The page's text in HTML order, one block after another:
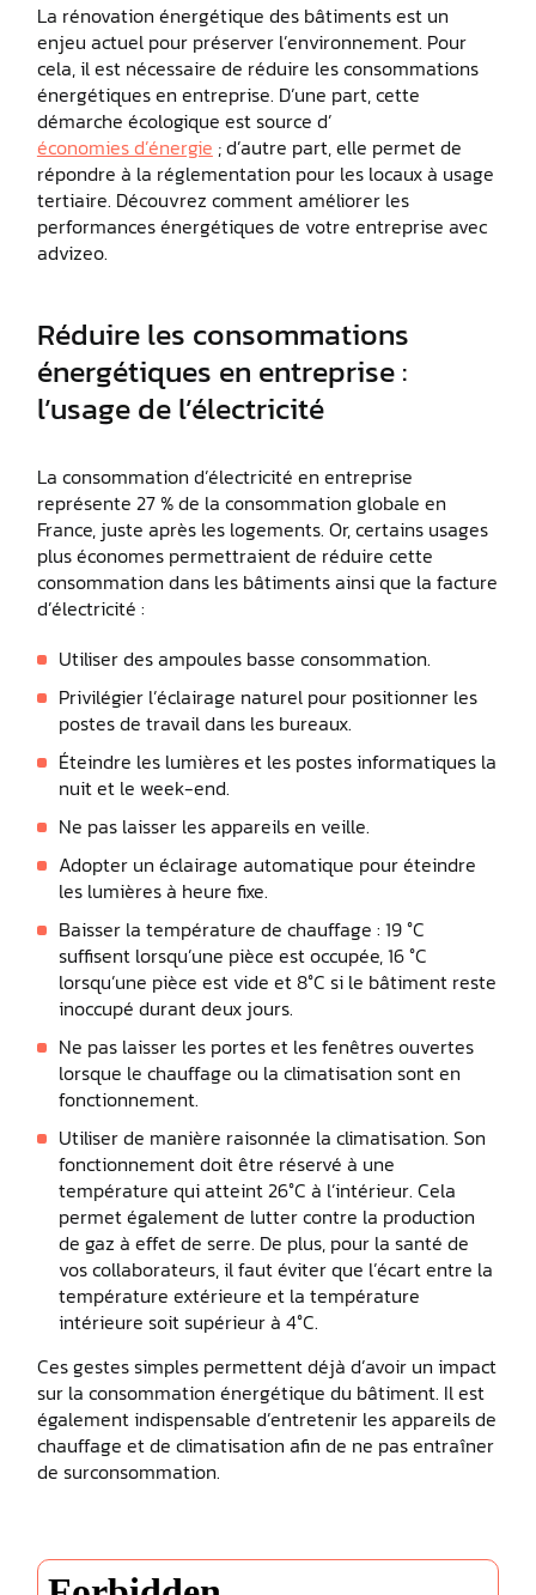
La rénovation énergétique des bâtiments est un
enjeu actuel pour préserver l’environnement. Pour
cela, il est nécessaire de réduire les consommations
énergétiques en entreprise. D’une part, cette
démarche écologique est source d’
économies d’énergie ; d’autre part, elle permet de
répondre à la réglementation pour les locaux à usage
tertiaire. Découvrez comment améliorer les
performances énergétiques de votre entreprise avec
advizeo.
Réduire les consommations
énergétiques en entreprise :
l’usage de l’électricité
La consommation d’électricité en entreprise
représente 27 % de la consommation globale en
France, juste après les logements. Or, certains usages
plus économes permettraient de réduire cette
consommation dans les bâtiments ainsi que la facture
d’électricité :
Utiliser des ampoules basse consommation.
Privilégier l’éclairage naturel pour positionner les
postes de travail dans les bureaux.
Éteindre les lumières et les postes informatiques la
nuit et le week-end.
Ne pas laisser les appareils en veille.
Adopter un éclairage automatique pour éteindre
les lumières à heure fixe.
Baisser la température de chauffage : 19 °C
suffisent lorsqu’une pièce est occupée, 16 °C
lorsqu’une pièce est vide et 8°C si le bâtiment reste
inoccupé durant deux jours.
Ne pas laisser les portes et les fenêtres ouvertes
lorsque le chauffage ou la climatisation sont en
fonctionnement.
Utiliser de manière raisonnée la climatisation. Son
fonctionnement doit être réservé à une
température qui atteint 26°C à l’intérieur. Cela
permet également de lutter contre la production
de gaz à effet de serre. De plus, pour la santé de
vos collaborateurs, il faut éviter que l’écart entre la
température extérieure et la température
intérieure soit supérieur à 4°C.
Ces gestes simples permettent déjà d’avoir un impact
sur la consommation énergétique du bâtiment. Il est
également indispensable d’entretenir les appareils de
chauffage et de climatisation afin de ne pas entraîner
de surconsommation.